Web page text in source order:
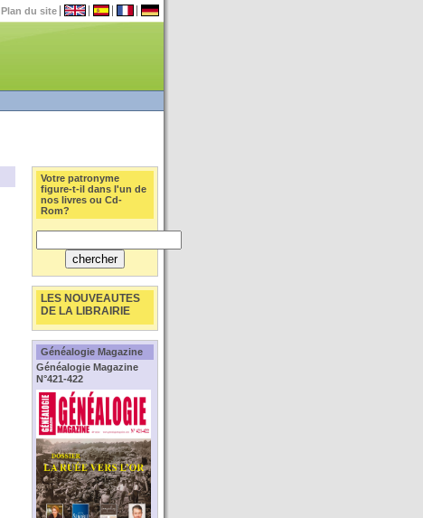
Plan du site
Votre patronyme
figure-t-il dans l'un de
nos livres ou Cd-
Rom?
LES NOUVEAUTES
DE LA LIBRAIRIE
Généalogie Magazine
Généalogie Magazine
N°421-422